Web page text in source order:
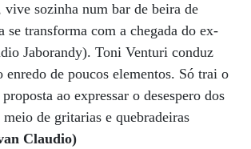
sozinha num bar de beira de
se transforma com a chegada do ex-
Jaborandy). Toni Venturi conduz
enredo de poucos elementos. Só trai o
ao expressar o desespero dos
meio de gritarias e quebradeiras
Claudio)